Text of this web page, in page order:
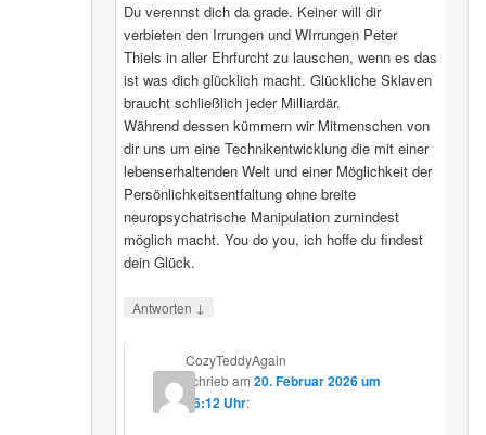
Du verennst dich da grade. Keiner will dir
verbieten den Irrungen und WIrrungen Peter
Thiels in aller Ehrfurcht zu lauschen, wenn es das
ist was dich glücklich macht. Glückliche Sklaven
braucht schließlich jeder Milliardär.
Während dessen kümmern wir Mitmenschen von
dir uns um eine Technikentwicklung die mit einer
lebenserhaltenden Welt und einer Möglichkeit der
Persönlichkeitsentfaltung ohne breite
neuropsychatrische Manipulation zumindest
möglich macht. You do you, ich hoffe du findest
dein Glück.
Antworten ↓
CozyTeddyAgain
schriebam20. Februar 2026 um
16:12 Uhr: